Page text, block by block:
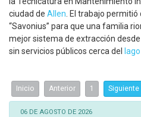
ciudad de Allen. El trabajo
“Savonius” para que una familia
mejor sistema de extracción
sin servicios públicos cerca del
Inicio Anterior 1 Siguiente
06 DE AGOSTO DE 2026